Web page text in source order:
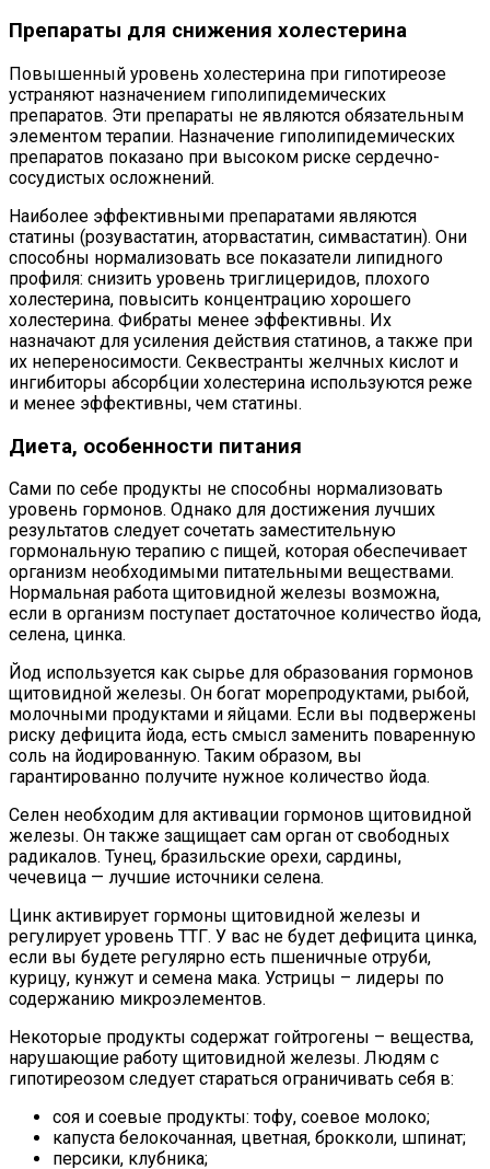
Препараты для снижения холестерина
Повышенный уровень холестерина при гипотиреозе
устраняют назначением гиполипидемических
препаратов. Эти препараты не являются обязательным
элементом терапии. Назначение гиполипидемических
препаратов показано при высоком риске сердечно-
сосудистых осложнений.
Наиболее эффективными препаратами являются
статины (розувастатин, аторвастатин, симвастатин). Они
способны нормализовать все показатели липидного
профиля: снизить уровень триглицеридов, плохого
холестерина, повысить концентрацию хорошего
холестерина. Фибраты менее эффективны. Их
назначают для усиления действия статинов, а также при
их непереносимости. Секвестранты желчных кислот и
ингибиторы абсорбции холестерина используются реже
и менее эффективны, чем статины.
Диета, особенности питания
Сами по себе продукты не способны нормализовать
уровень гормонов. Однако для достижения лучших
результатов следует сочетать заместительную
гормональную терапию с пищей, которая обеспечивает
организм необходимыми питательными веществами.
Нормальная работа щитовидной железы возможна,
если в организм поступает достаточное количество йода,
селена, цинка.
Йод используется как сырье для образования гормонов
щитовидной железы. Он богат морепродуктами, рыбой,
молочными продуктами и яйцами. Если вы подвержены
риску дефицита йода, есть смысл заменить поваренную
соль на йодированную. Таким образом, вы
гарантированно получите нужное количество йода.
Селен необходим для активации гормонов щитовидной
железы. Он также защищает сам орган от свободных
радикалов. Тунец, бразильские орехи, сардины,
чечевица — лучшие источники селена.
Цинк активирует гормоны щитовидной железы и
регулирует уровень ТТГ. У вас не будет дефицита цинка,
если вы будете регулярно есть пшеничные отруби,
курицу, кунжут и семена мака. Устрицы – лидеры по
содержанию микроэлементов.
Некоторые продукты содержат гойтрогены – вещества,
нарушающие работу щитовидной железы. Людям с
гипотиреозом следует стараться ограничивать себя в:
соя и соевые продукты: тофу, соевое молоко;
капуста белокочанная, цветная, брокколи, шпинат;
персики, клубника;